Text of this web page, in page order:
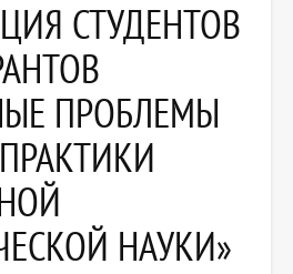
СТУДЕНТОВ
ПРОБЛЕМЫ
НАУКИ»